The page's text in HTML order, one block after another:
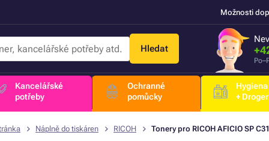
Možnosti
Hledat
Kancelářské
potřeby
Ochranné
pomůcky
Hygiena
+
Náplně do tiskáren RICOH Tonery pro RICOH AFICIO SP